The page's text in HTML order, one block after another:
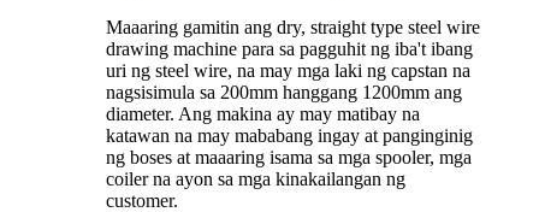
Maaaring gamitin ang dry, straight type steel wire
drawing machine para sa pagguhit ng iba't ibang
uri ng steel wire, na may mga laki ng capstan na
nagsisimula sa 200mm hanggang 1200mm ang
diameter. Ang makina ay may matibay na
katawan na may mababang ingay at panginginig
ng boses at maaaring isama sa mga spooler, mga
coiler na ayon sa mga kinakailangan ng
customer.